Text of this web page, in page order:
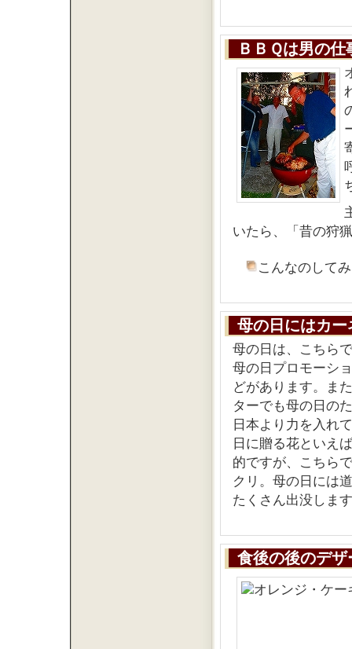
ＢＢＱは男の仕
いたら、「昔の狩
こんなのして
母の日にはカ
母の日は、こちら
母の日プロモーシ
どがあります。ま
ターでも母の日の
日本より力を入れ
日に贈る花といえ
的ですが、こちら
クリ。母の日には
たくさん出没しま
食後の後のデ